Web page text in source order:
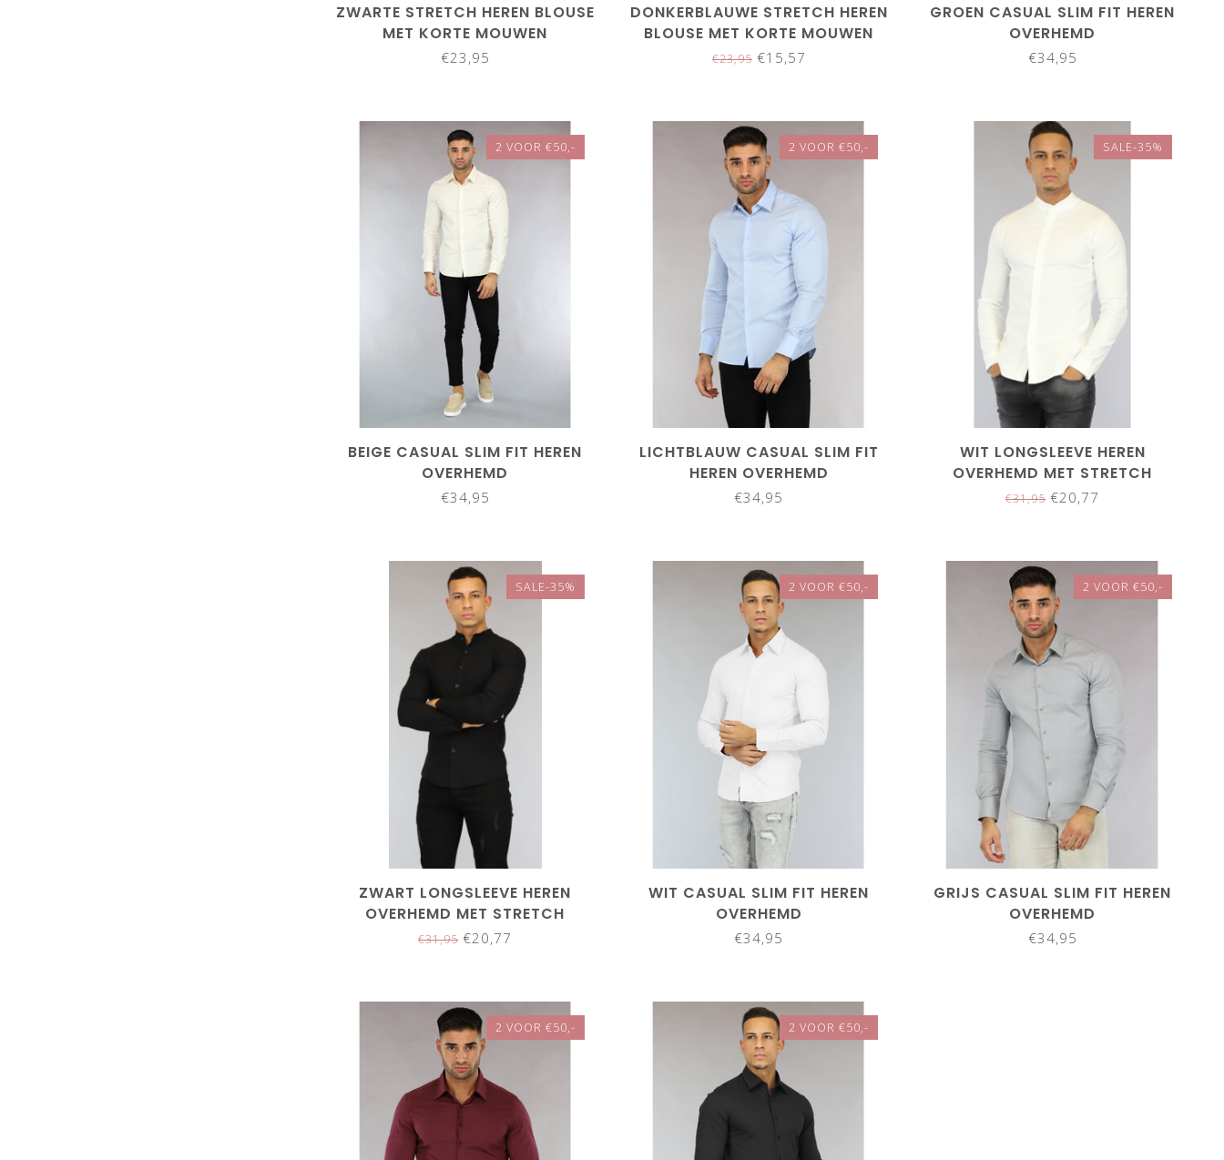
ZWARTE STRETCH HEREN BLOUSE
MET KORTE MOUWEN
€23,95
DONKERBLAUWE STRETCH HEREN
BLOUSE MET KORTE MOUWEN
€23,95€15,57
GROEN CASUAL SLIM FIT HEREN
OVERHEMD
€34,95
2 VOOR €50,-
BEIGE CASUAL SLIM FIT HEREN
OVERHEMD
€34,95
2 VOOR €50,-
LICHTBLAUW CASUAL SLIM FIT
HEREN OVERHEMD
€34,95
SALE-35%
WIT LONGSLEEVE HEREN
OVERHEMD MET STRETCH
€31,95€20,77
SALE-35%
ZWART LONGSLEEVE HEREN
OVERHEMD MET STRETCH
€31,95€20,77
2 VOOR €50,-
WIT CASUAL SLIM FIT HEREN
OVERHEMD
€34,95
2 VOOR €50,-
GRIJS CASUAL SLIM FIT HEREN
OVERHEMD
€34,95
2 VOOR €50,- 2 VOOR €50,-